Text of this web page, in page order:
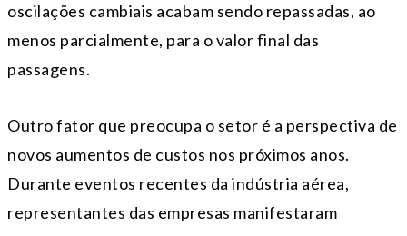
oscilações cambiais acabam sendo repassadas, ao
menos parcialmente, para o valor final das
passagens.
Outro fator que preocupa o setor é a perspectiva de
novos aumentos de custos nos próximos anos.
Durante eventos recentes da indústria aérea,
representantes das empresas manifestaram